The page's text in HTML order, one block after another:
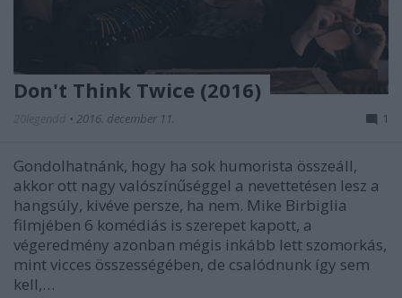
Don't Think Twice (2016)
• 2016. december 11. 1
Gondolhatnánk, hogy ha sok humorista összeáll,
akkor ott nagy valószínűséggel a nevettetésen lesz a
hangsúly, kivéve persze, ha nem. Mike Birbiglia
filmjében 6 komédiás is szerepet kapott, a
végeredmény azonban mégis inkább lett szomorkás,
mint vicces összességében, de csalódnunk így sem
kell,…